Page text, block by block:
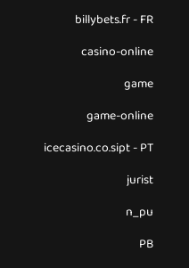
billybets.fr - FR
casino-online
game
game-online
icecasino.co.sipt - PT
jurist
n_pu
PB